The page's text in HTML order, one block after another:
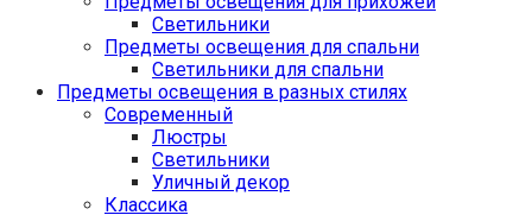
Светильники
Предметы освещения для спальни
Светильники для спальни
Предметы освещения в разных стилях
Cовременный
Люстры
Светильники
Уличный декор
Классика